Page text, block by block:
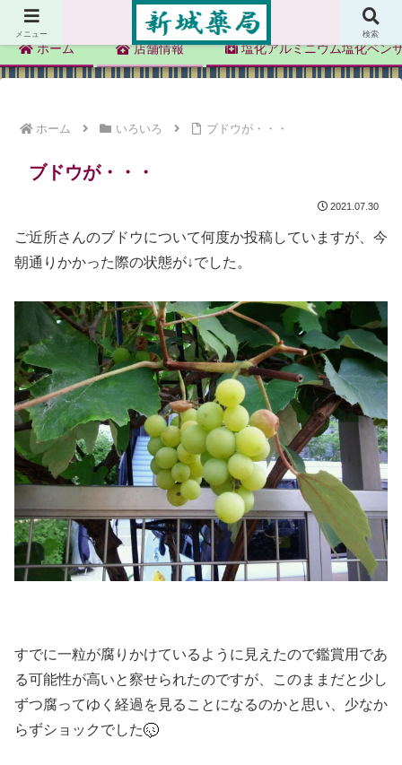
新城薬局
ホーム 店舗情報 塩化アルミニウム塩化ベン
ホーム いろいろ ブドウが・・・
ブドウが・・・
2021.07.30
ご近所さんのブドウについて何度か投稿していますが、今
朝通りかかった際の状態が↓でした。
すでに一粒が腐りかけているように見えたので鑑賞用であ
る可能性が高いと察せられたのですが、このままだと少し
ずつ腐ってゆく経過を見ることになるのかと思い、少なか
らずショックでした
メニュー 検索